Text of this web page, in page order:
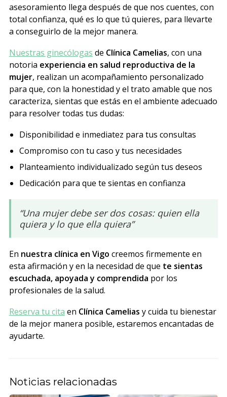
asesoramiento llega después de que nos cuentes, con
total confianza, qué es lo que tú quieres, para llevarte
a conseguirlo de la mejor manera.
Nuestras ginecólogas de Clínica Camelias, con una
notoria experiencia en salud reproductiva de la
mujer, realizan un acompañamiento personalizado
para que, con la honestidad y el trato amable que nos
caracteriza, sientas que estás en el ambiente adecuado
para resolver todas tus dudas:
Disponibilidad e inmediatez para tus consultas
Compromiso con tu caso y tus necesidades
Planteamiento individualizado según tus deseos
Dedicación para que te sientas en confianza
“Una mujer debe ser dos cosas: quien ella
quiera y lo que ella quiera”
En nuestra clínica en Vigo creemos firmemente en
esta afirmación y en la necesidad de que te sientas
escuchada, apoyada y comprendida por los
profesionales de la salud.
Reserva tu cita en Clínica Camelias y cuida tu bienestar
de la mejor manera posible, estaremos encantadas de
ayudarte.
Noticias relacionadas